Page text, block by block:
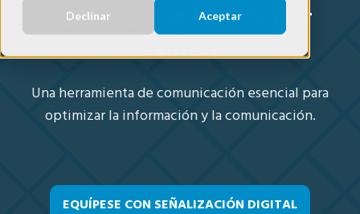
Declinar Aceptar
Señalización Digital por
Wifirst
Una herramienta de comunicación esencial para
optimizar la información y la comunicación.
EQUÍPESE CON SEÑALIZACIÓN DIGITAL